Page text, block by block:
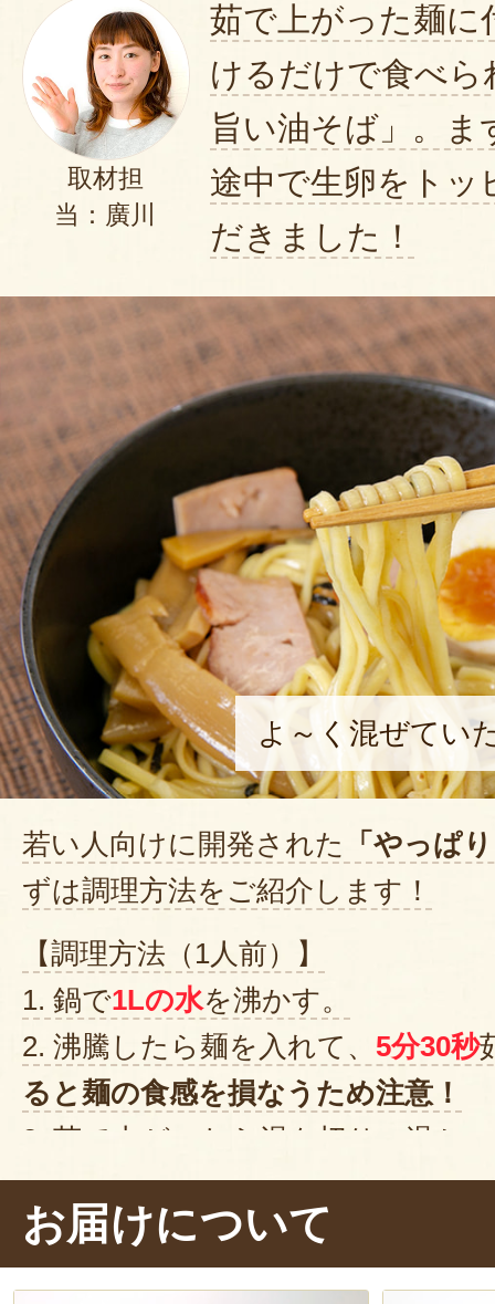
取材担
当：廣川
茹で上がった麺に
けるだけで食べ
旨い油そば」。
途中で生卵をトッ
だきました！
よ～く混ぜてい
若い人向けに開発された
「やっぱ
ずは調理方法をご紹介します！
【調理方法（1人前）】
1. 鍋で1Lの水を沸かす。
2. 沸騰したら麺を入れて、 5分30秒
ると麺の食感を損なうため注意！
3. 茹で上がったら湯を切り、温か
4. 付属のタレをそのままかけて、
ー・メンマ・ネギ・きざみのり）
お届けについて